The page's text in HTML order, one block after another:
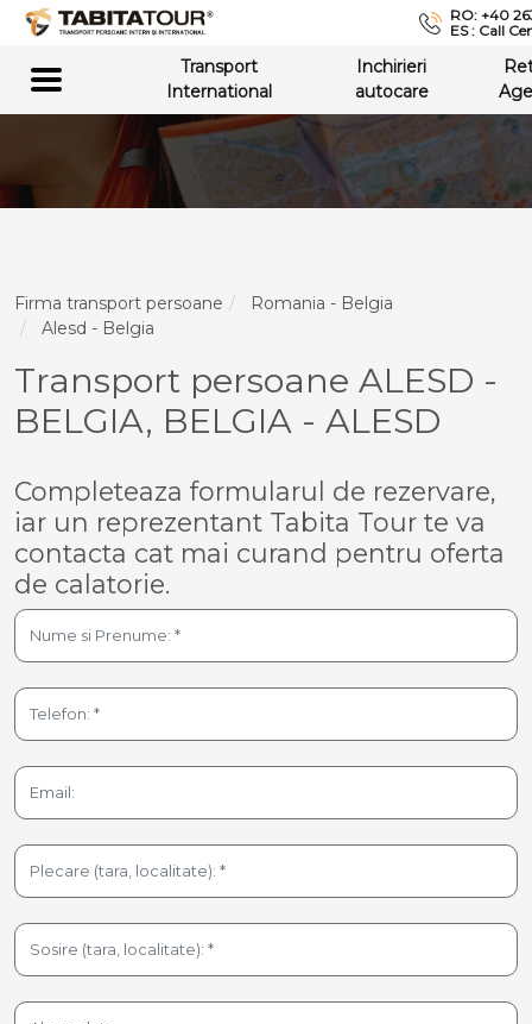
RO: +40
ES : Call
Transport
International
Inchirieri
autocare
Firma transport persoane
Romania - Belgia
Alesd - Belgia
Transport persoane ALESD -
BELGIA, BELGIA - ALESD
Completeaza formularul de rezervare,
iar un reprezentant Tabita Tour te va
contacta cat mai curand pentru oferta
de calatorie.